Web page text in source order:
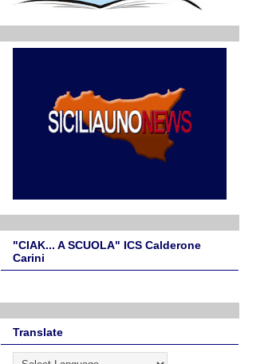
"CIAK... A SCUOLA" ICS Calderone
Carini
Translate